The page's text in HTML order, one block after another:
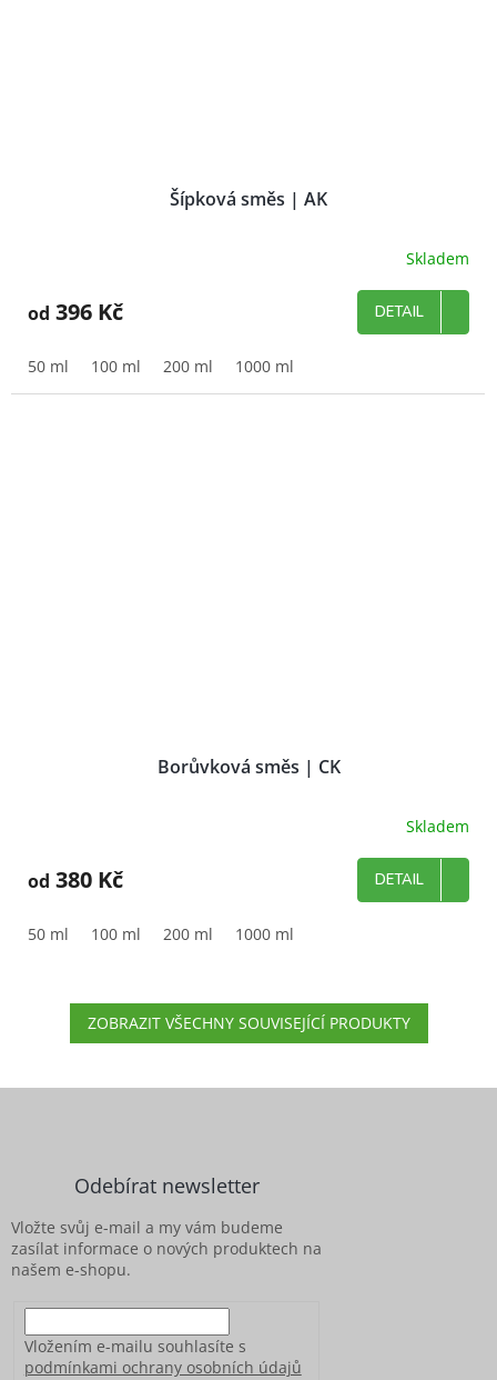
Šípková směs | AK
Skladem
od 396 Kč DETAIL
50 ml 100 ml 200 ml 1000 ml
Borůvková směs | CK
Skladem
od 380 Kč DETAIL
50 ml 100 ml 200 ml 1000 ml
ZOBRAZIT VŠECHNY SOUVISEJÍCÍ PRODUKTY
Odebírat newsletter
Vložte svůj e-mail a my vám budeme
zasílat informace o nových produktech na
našem e-shopu.
Vložením e-mailu souhlasíte s
podmínkami ochrany osobních údajů